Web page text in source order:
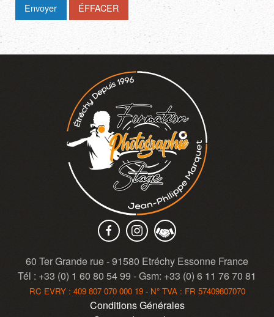
Envoyer ÉFFACER
60 Ter Grande rue - 91580 Etréchy Essonne France
Tél : +33 (0) 1 60 80 54 99 - Gsm: +33 (0) 6 11 76 70 81
RC EVRY : 409 807 070 000 19 - N° TVA : FR 57409807070
Conditions Générales